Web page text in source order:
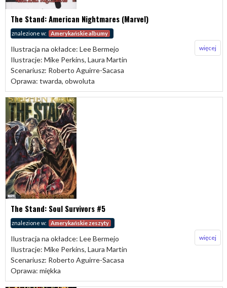
The Stand: American Nightmares (Marvel)
znalezione w: Amerykańskie albumy
Ilustracja na okładce: Lee Bermejo
Ilustracje: Mike Perkins, Laura Martin
Scenariusz: Roberto Aguirre-Sacasa
Oprawa: twarda, obwoluta
więcej
The Stand: Soul Survivors #5
znalezione w: Amerykańskie zeszyty
Ilustracja na okładce: Lee Bermejo
Ilustracje: Mike Perkins, Laura Martin
Scenariusz: Roberto Aguirre-Sacasa
Oprawa: miękka
więcej